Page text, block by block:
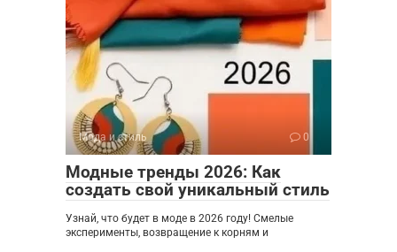
Мода и стиль 0
Модные тренды 2026: Как
создать свой уникальный стиль
Узнай, что будет в моде в 2026 году! Смелые
эксперименты, возвращение к корням и